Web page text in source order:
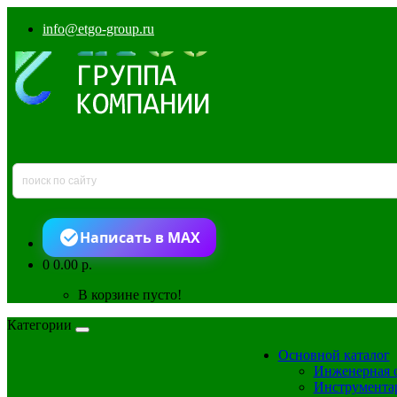
info@etgo-group.ru
Написать в MAX
00.00 р.
В корзине пусто!
Категории
Основной каталог
Инженерная